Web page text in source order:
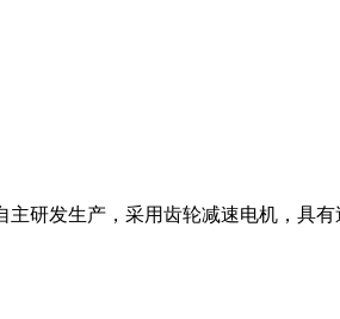
研发生产，采用齿轮减速电机，具